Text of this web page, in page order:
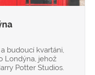
budoucí kvartáni,
Londýna, jehož
Potter Studios.